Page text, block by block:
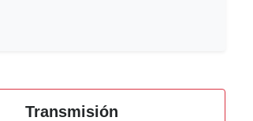
Transmisión